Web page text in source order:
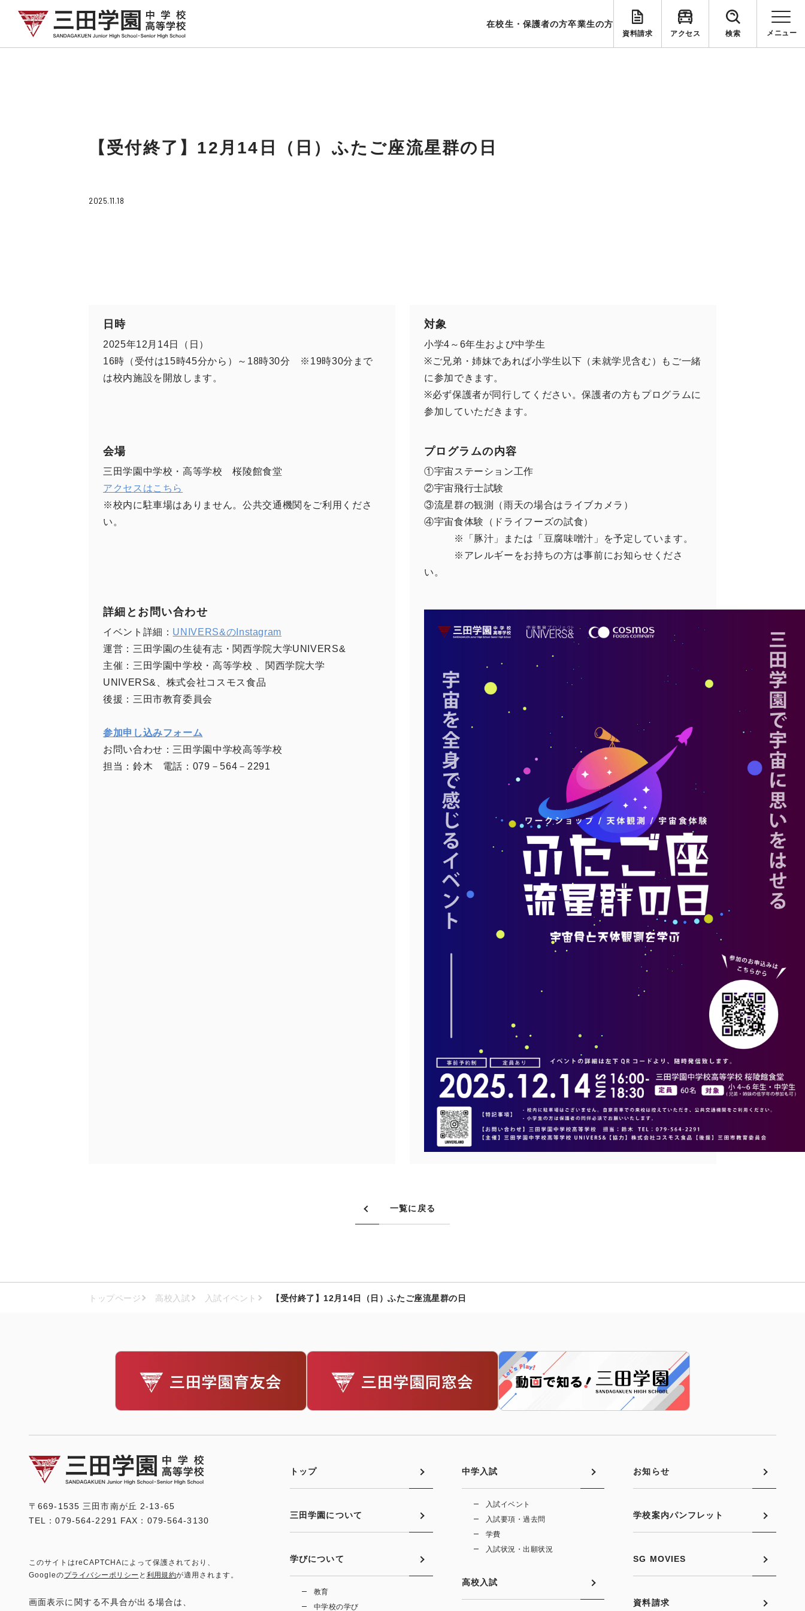
在校生・保護者の方卒業生の方
資料請求 アクセス 検索
【受付終了】12月14日（日）ふたご座流星群の日
2025.11.18
日時
2025年12月14日（日）
16時（受付は15時45分から）～18時30分 ※19時30分まで
は校内施設を開放します。
対象
小学4～6年生および中学生
※ご兄弟・姉妹であれば小学生以下（未就学児含む）もご一緒
に参加できます。
※必ず保護者が同行してください。保護者の方もプログラムに
参加していただきます。
会場
三田学園中学校・高等学校 桜陵館食堂
アクセスはこちら
※校内に駐車場はありません。公共交通機関をご利用くださ
い。
プログラムの内容
①宇宙ステーション工作
②宇宙飛行士試験
③流星群の観測（雨天の場合はライブカメラ）
④宇宙食体験（ドライフーズの試食）
※「豚汁」または「豆腐味噌汁」を予定しています。
※アレルギーをお持ちの方は事前にお知らせくださ
い。
詳細とお問い合わせ
イベント詳細： UNIVERS&のInstagram
運営：三田学園の生徒有志・関西学院大学UNIVERS&
主催：三田学園中学校・高等学校 、関西学院大学
UNIVERS&、株式会社コスモス食品
後援：三田市教育委員会
参加申し込みフォーム
お問い合わせ：三田学園中学校高等学校
担当：鈴木 電話：079－564－2291
一覧に戻る
トップページ 高校入試 入試イベント 【受付終了】12月14日（日）ふたご座流星群の日
〒669-1535 三田市南が丘 2-13-65
TEL：079-564-2291 FAX：079-564-3130
このサイトはreCAPTCHAによって保護されており、
Googleのプライバシーポリシー と 利用規約が適用されます。
画面表示に関する不具合が出る場合は、
トップ
三田学園について
学びについて
教育
中学校の学び
中学入試
入試イベント
入試要項・過去問
学費
入試状況・出願状況
高校入試
お知らせ
学校案内パンフレット
SG MOVIES
資料請求